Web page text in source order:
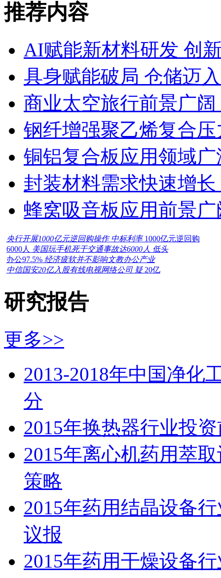
推荐内容
AI赋能新材料研发 创
具身赋能破局 仓储迈
商业太空旅行前景广
钢纤增强聚乙烯复合
铜铝复合板应用领域
封装材料需求快速增
蜂窝吸音板应用前景
央行开展1000亿元逆回购操作 中标利率 1000亿元逆回购
6000人 美国玩手机死于交通事故达6000人 低头
办公97.5% 经济疲软并不影响文教办公产业
中信国安20亿入股有线电视网络公司 疑 20亿
研究报告
更多>>
2013-2018年中国净化
分
2015年换热器行业投
2015年离心机药用萃
策略
2015年药用结晶设备
议报
2015年药用干燥设备